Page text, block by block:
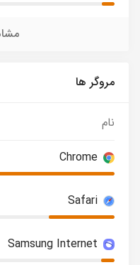
مروگر ها
نام
Chrome
Safari
Samsung Internet